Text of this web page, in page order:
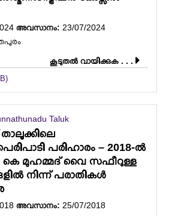
അവസാനം: 23/07/2024
കൂടുതല്‍ വായിക്കുക . . .
പരിഹാരം – 2018-ല്‍
കെ മുഹമ്മദ് വൈ സഫീറുള്ള
നിന്ന് പരാതികള്‍
അവസാനം: 25/07/2018